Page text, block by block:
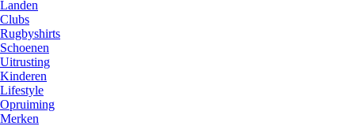
Landen
Clubs
Rugbyshirts
Schoenen
Uitrusting
Kinderen
Lifestyle
Opruiming
Merken